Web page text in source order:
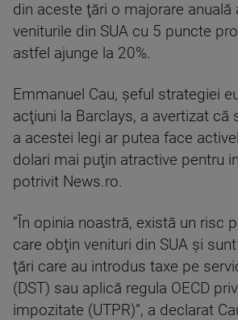
din aceste ţări o majorare anuală
veniturile din SUA cu 5 puncte
astfel ajunge la 20%.
Emmanuel Cau, şeful strategiei
acţiuni la Barclays, a avertizat că
a acestei legi ar putea face
dolari mai puţin atractive pentru
potrivit News.ro.
”În opinia noastră, există un risc
care obţin venituri din SUA şi
ţări care au introdus taxe pe
(DST) sau aplică regula OECD
impozitate (UTPR)”, a declarat